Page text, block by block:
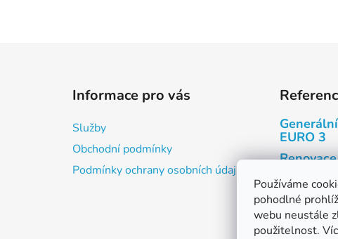
Používáme
pohodlné
webu neustále
použitelnost.
Informace pro vás
Služby
Obchodní podmínky
Podmínky ochrany osobních údajů
EURO 3
Kabiny
Motory